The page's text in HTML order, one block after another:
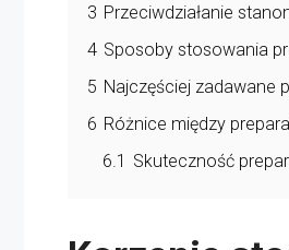
3 Przeciwdziałanie
4 Sposoby stosowania
5 Najczęściej zadawane
6 Różnice między
6.1 Skuteczność